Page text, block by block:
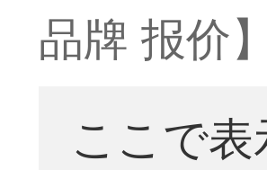
品牌 报价
ここで